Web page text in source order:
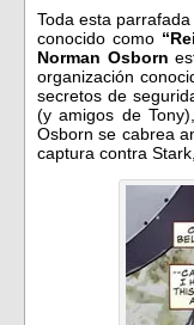
Toda esta
conocido como
Norman Osborn
organización
secretos de
(y amigos de
Osborn se cabrea
captura contra